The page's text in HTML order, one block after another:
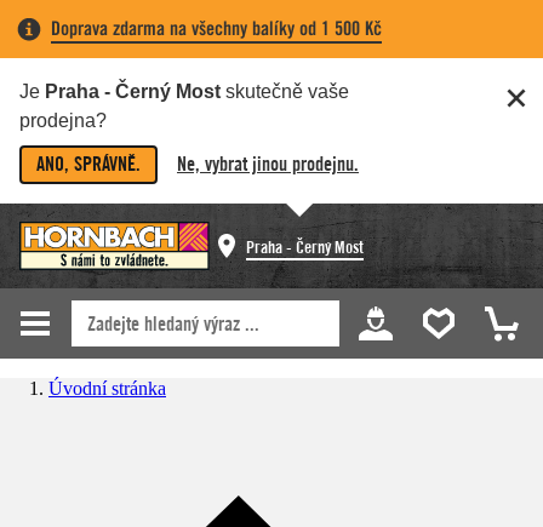
Doprava zdarma na všechny balíky od 1 500 Kč
Je Praha - Černý Most skutečně vaše
prodejna?
ANO, SPRÁVNĚ. Ne, vybrat jinou prodejnu.
Praha - Černý Most
Úvodní stránka